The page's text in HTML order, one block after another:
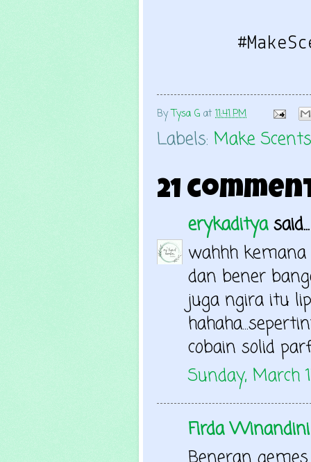
ByTysa G at 11:41 PM
Labels: Make Scents
21
erykadityasaid...
wahhh
dan bener
juga ngira itu
cobain solid
Sunday, March
Firda Winandini